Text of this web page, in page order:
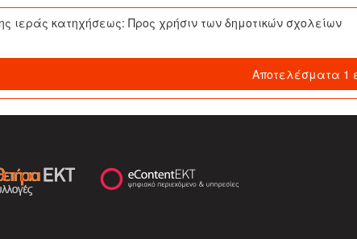
ιεράς κατηχήσεως: Προς χρήσιν των δημοτικών σχολείων
Αποτελέσματα 1